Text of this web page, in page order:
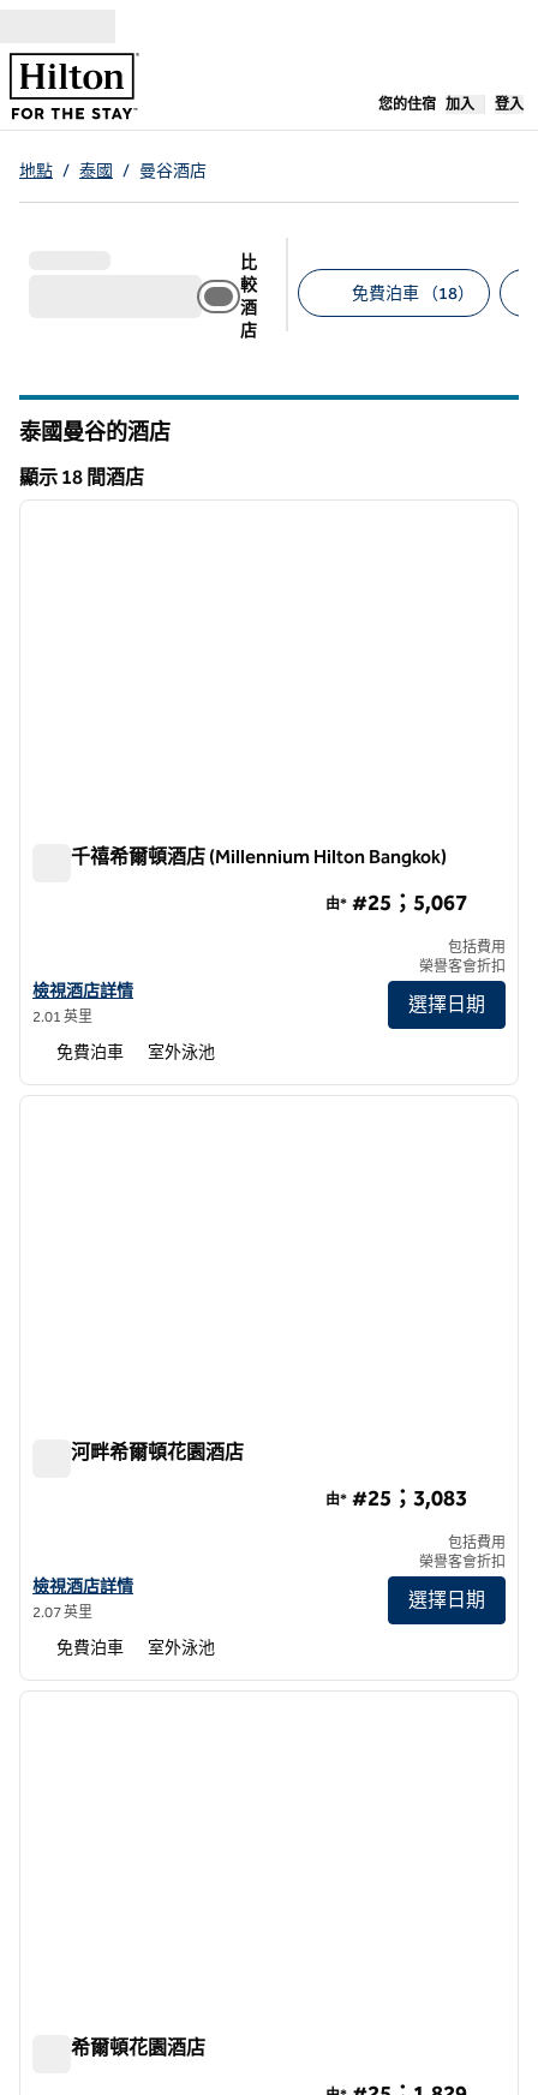
您的住宿，開啟新分
加入 登入
地點 / 泰國 / 曼谷酒店
比
較
酒
店
免費泊車 （18）
泰國曼谷的酒店
顯示 18 間酒店
顯示 18 間酒店
第 1 頁，共 12 頁
下一
曼谷千禧希爾頓酒店 (Millennium Hilton Bangkok)
查看曼谷千禧希爾頓酒店詳情
檢視酒店詳情
2.01 英里
由* #25；5,067
包括費用
榮譽客會折扣
選擇日期
免費泊車 室外泳池
第 1 頁，共 12 頁
下一
曼谷河畔希爾頓花園酒店
查看曼谷河畔希爾頓花園酒店詳情
檢視酒店詳情
2.07 英里
由* #25；3,083
包括費用
榮譽客會折扣
選擇日期
免費泊車 室外泳池
第 1 頁，共 12 頁
下一
曼谷希爾頓花園酒店